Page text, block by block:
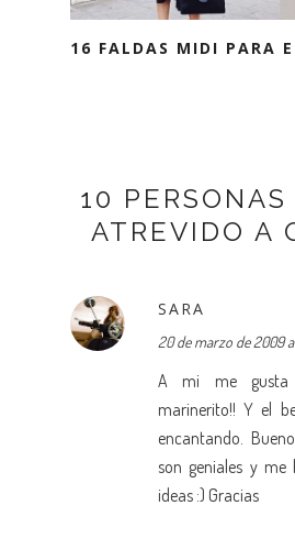
16 FALDAS MIDI PARA
10
ATREVIDO A
SARA
20 de marzo de 2009
A mi me gusta
marinerito!! Y el
encantando.
son geniales y me
ideas :) Gracias